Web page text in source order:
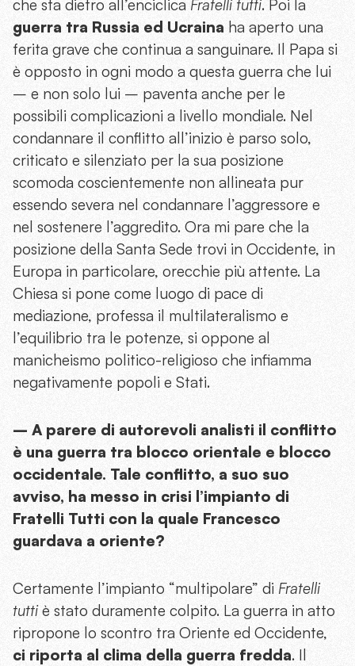
che sta dietro all’enciclica Fratelli tutti. Poi la
guerra tra Russia ed Ucraina ha aperto una
ferita grave che continua a sanguinare. Il Papa si
è opposto in ogni modo a questa guerra che lui
– e non solo lui – paventa anche per le
possibili complicazioni a livello mondiale. Nel
condannare il conflitto all’inizio è parso solo,
criticato e silenziato per la sua posizione
scomoda coscientemente non allineata pur
essendo severa nel condannare l’aggressore e
nel sostenere l’aggredito. Ora mi pare che la
posizione della Santa Sede trovi in Occidente, in
Europa in particolare, orecchie più attente. La
Chiesa si pone come luogo di pace di
mediazione, professa il multilateralismo e
l’equilibrio tra le potenze, si oppone al
manicheismo politico-religioso che infiamma
negativamente popoli e Stati.
– A parere di autorevoli analisti il conflitto
è una guerra tra blocco orientale e blocco
occidentale. Tale conflitto, a suo suo
avviso, ha messo in crisi l’impianto di
Fratelli Tutti con la quale Francesco
guardava a oriente?
Certamente l’impianto “multipolare” di Fratelli
tuttiè stato duramente colpito. La guerra in atto
ripropone lo scontro tra Oriente ed Occidente,
ci riporta al clima della guerra fredda. Il